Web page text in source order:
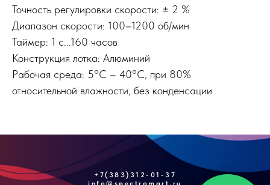
Точность регулировки скорости: ± 2 %
Диапазон скорости: 100–1200 об/мин
Таймер: 1 с...160 часов
Конструкция лотка: Алюминий
Pабочая среда: 5°C – 40°C, при 80%
относительной влажности, без конденсации
+7(383)312-01-37
info@spectromart.ru